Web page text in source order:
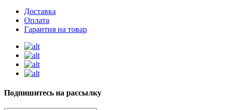
Доставка
Оплата
Гарантия на товар
Подпишитесь на рассылку